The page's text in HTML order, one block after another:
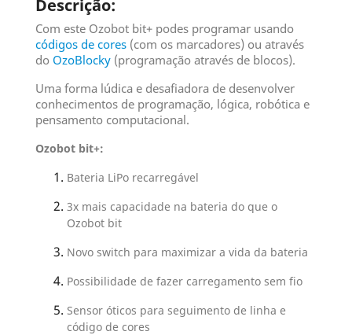
Descrição:
Com este Ozobot bit+ podes programar usando
códigos de cores (com os marcadores) ou através
do OzoBlocky (programação através de blocos).
Uma forma lúdica e desafiadora de desenvolver
conhecimentos de programação, lógica, robótica e
pensamento computacional.
Ozobot bit+:
Bateria LiPo recarregável
3x mais capacidade na bateria do que o
Ozobot bit
Novo switch para maximizar a vida da bateria
Possibilidade de fazer carregamento sem fio
Sensor óticos para seguimento de linha e
código de cores